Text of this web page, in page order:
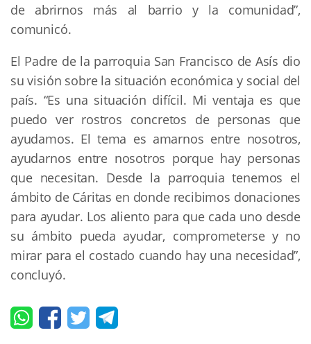
de abrirnos más al barrio y la comunidad”,
comunicó.
El Padre de la parroquia San Francisco de Asís dio
su visión sobre la situación económica y social del
país. “Es una situación difícil. Mi ventaja es que
puedo ver rostros concretos de personas que
ayudamos. El tema es amarnos entre nosotros,
ayudarnos entre nosotros porque hay personas
que necesitan. Desde la parroquia tenemos el
ámbito de Cáritas en donde recibimos donaciones
para ayudar. Los aliento para que cada uno desde
su ámbito pueda ayudar, comprometerse y no
mirar para el costado cuando hay una necesidad”,
concluyó.